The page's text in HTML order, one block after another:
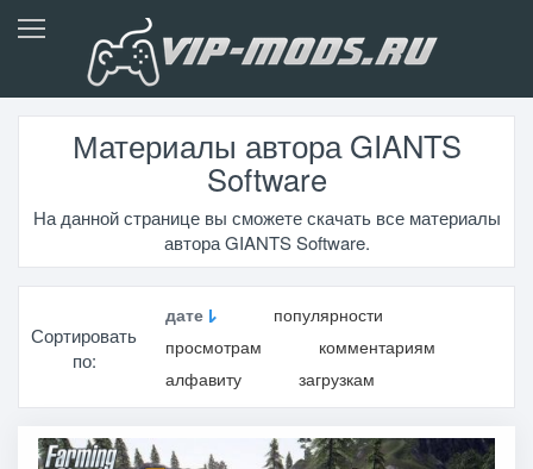
Материалы автора GIANTS
Software
На данной странице вы сможете скачать все материалы
автора GIANTS Software.
Сортировать
по:
дате
популярности
просмотрам
комментариям
алфавиту
загрузкам